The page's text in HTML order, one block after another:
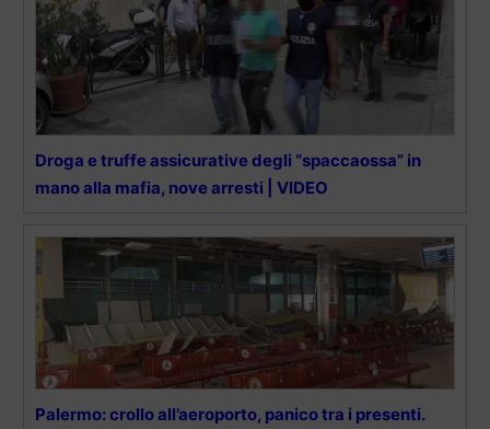
Droga e truffe assicurative degli “spaccaossa” in
mano alla mafia, nove arresti | VIDEO
Palermo: crollo all’aeroporto, panico tra i presenti.